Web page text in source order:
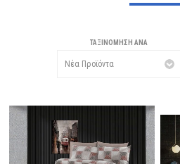
ΤΑΞΙΝΌΜΗΣΗ ΑΝΆ